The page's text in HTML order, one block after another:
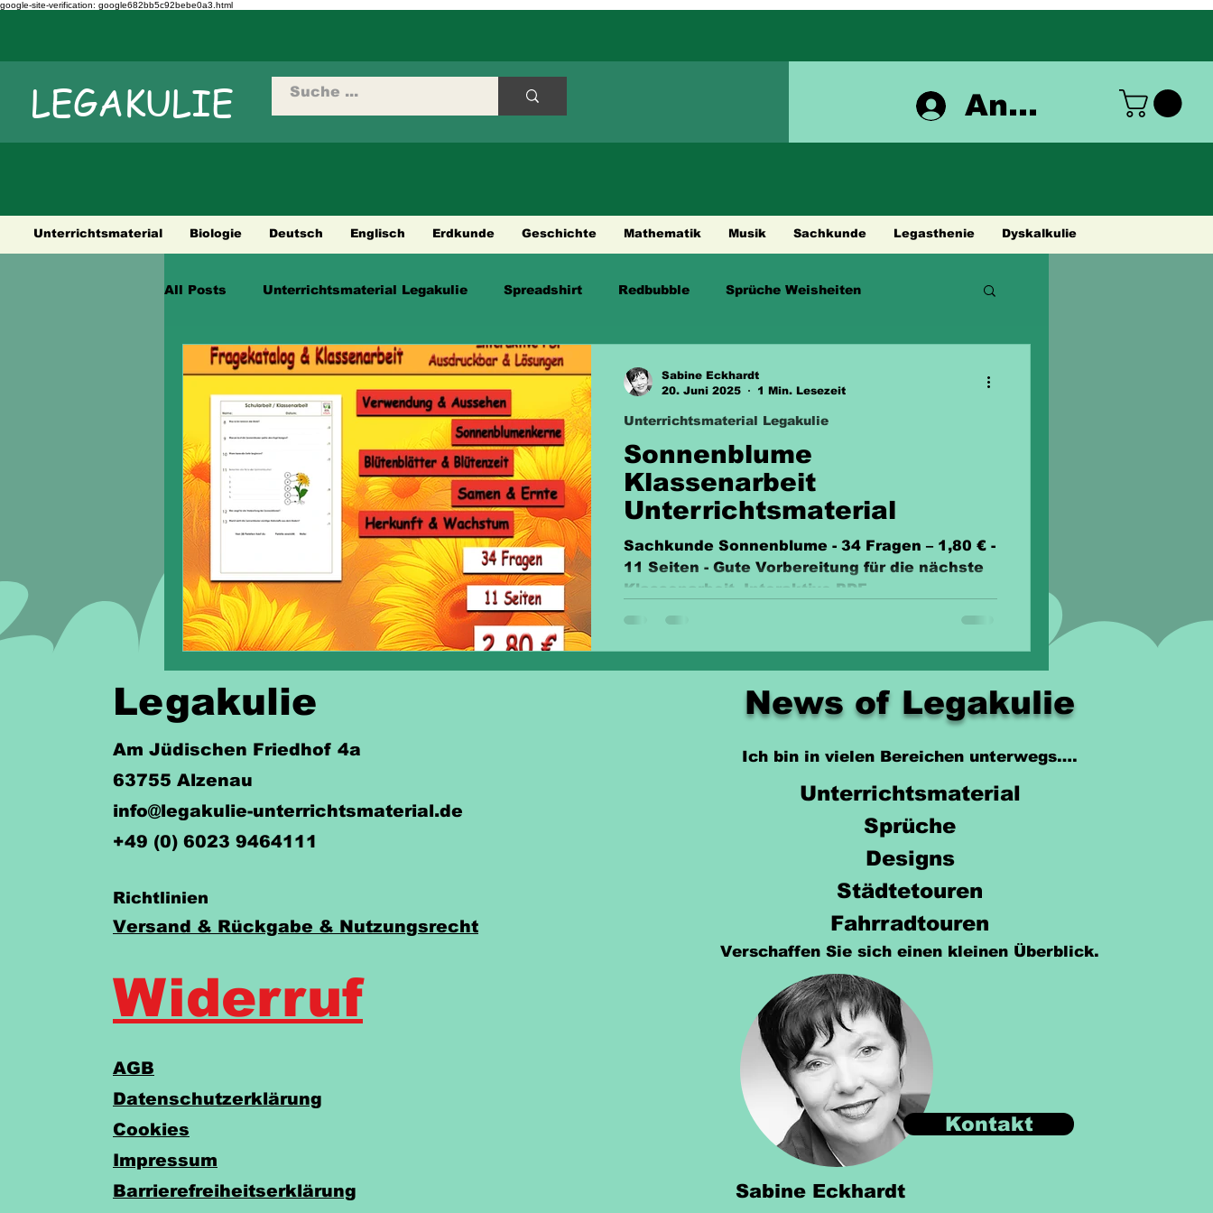
google-site-verification: google682bb5c92bebe0a3.html
LEGAKULIE Anmelden
Unterrichtsmaterial Biologie Deutsch Englisch Erdkunde Geschichte Mathematik Musik Sachkunde Legasthenie Dyskalkulie
All Posts Unterrichtsmaterial Legakulie Spreadshirt Redbubble Sprüche Weisheiten
Städtetouren Fahrradtouren
Sonnenblume
Klassenarbeit
Unterrichtsmaterial
Sachkunde Sonnenblume - 34 Fragen – 1,80 € -
11 Seiten - Gute Vorbereitung für die nächste
Klassenarbeit. Interaktive PDF.
Unterrichtsmaterial Legakulie
Sabine Eckhardt
20. Juni 2025
1 Min. Lesezeit
Legakulie
Am Jüdischen Friedhof 4a
63755 Alzenau
info@legakulie-unterrichtsmaterial.de
+49 (0) 6023 9464111
Richtlinien
Versand & Rückgabe & Nutzungsrecht
Widerruf
AGB
Datenschutzerklärung
Cookies
Impressum
Barrierefreiheitserklärung
News of Legakulie
Ich bin in vielen Bereichen unterwegs….
Unterrichtsmaterial
Sprüche
Designs
Städtetouren
Fahrradtouren
Verschaffen Sie sich einen kleinen Überblick.
Kontakt
Sabine Eckhardt